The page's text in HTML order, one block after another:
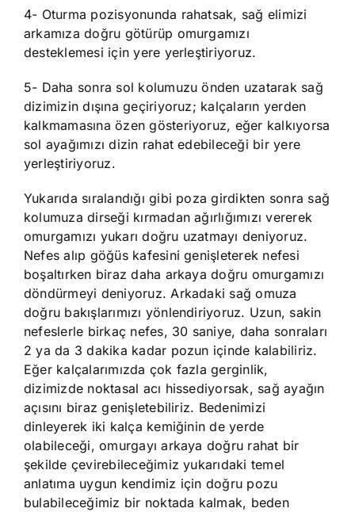
4- Oturma pozisyonunda rahatsak, sağ elimizi
arkamıza doğru götürüp omurgamızı
desteklemesi için yere yerleştiriyoruz.
5- Daha sonra sol kolumuzu önden uzatarak sağ
dizimizin dışına geçiriyoruz; kalçaların yerden
kalkmamasına özen gösteriyoruz, eğer kalkıyorsa
sol ayağımızı dizin rahat edebileceği bir yere
yerleştiriyoruz.
Yukarıda sıralandığı gibi poza girdikten sonra sağ
kolumuza dirseği kırmadan ağırlığımızı vererek
omurgamızı yukarı doğru uzatmayı deniyoruz.
Nefes alıp göğüs kafesini genişleterek nefesi
boşaltırken biraz daha arkaya doğru omurgamızı
döndürmeyi deniyoruz. Arkadaki sağ omuza
doğru bakışlarımızı yönlendiriyoruz. Uzun, sakin
nefeslerle birkaç nefes, 30 saniye, daha sonraları
2 ya da 3 dakika kadar pozun içinde kalabiliriz.
Eğer kalçalarımızda çok fazla gerginlik,
dizimizde noktasal acı hissediyorsak, sağ ayağın
açısını biraz genişletebiliriz. Bedenimizi
dinleyerek iki kalça kemiğinin de yerde
olabileceği, omurgayı arkaya doğru rahat bir
şekilde çevirebileceğimiz yukarıdaki temel
anlatıma uygun kendimiz için doğru pozu
bulabileceğimiz bir noktada kalmak, beden